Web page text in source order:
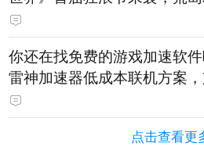
直播即将开启
你还在找免费的游戏加速软件
雷神加速器低成本联机方案
免费试用
点击查看更